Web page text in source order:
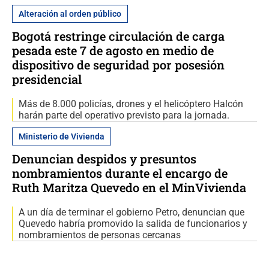
Alteración al orden público
Bogotá restringe circulación de carga
pesada este 7 de agosto en medio de
dispositivo de seguridad por posesión
presidencial
Más de 8.000 policías, drones y el helicóptero Halcón
harán parte del operativo previsto para la jornada.
Ministerio de Vivienda
Denuncian despidos y presuntos
nombramientos durante el encargo de
Ruth Maritza Quevedo en el MinVivienda
A un día de terminar el gobierno Petro, denuncian que
Quevedo habría promovido la salida de funcionarios y
nombramientos de personas cercanas